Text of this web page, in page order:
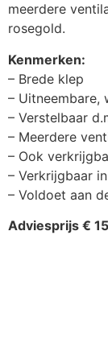
meerdere
rosegold.
Kenmerken:
– Brede klep
– Uitneembare,
– Verstelbaar
– Meerdere
– Ook
– Verkrijgbaar
– Voldoet aan
Adviesprijs €